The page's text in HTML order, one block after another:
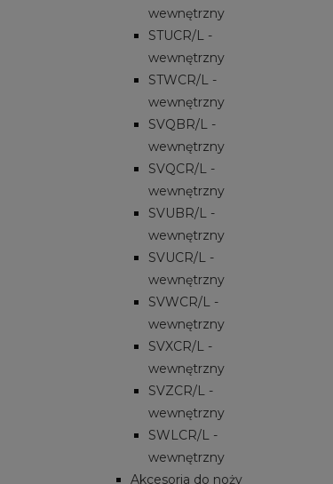
wewnętrzny
STUCR/L -
wewnętrzny
STWCR/L -
wewnętrzny
SVQBR/L -
wewnętrzny
SVQCR/L -
wewnętrzny
SVUBR/L -
wewnętrzny
SVUCR/L -
wewnętrzny
SVWCR/L -
wewnętrzny
SVXCR/L -
wewnętrzny
SVZCR/L -
wewnętrzny
SWLCR/L -
wewnętrzny
Akcesoria do noży